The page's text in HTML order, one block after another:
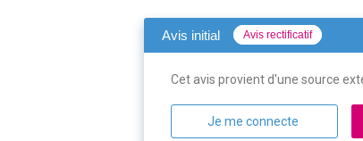
Avis initial Avis rectificatif
Cet avis provient d'une source
Je me connecte